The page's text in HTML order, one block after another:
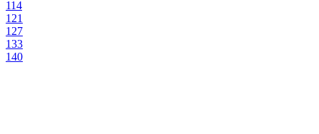
114
121
127
133
140